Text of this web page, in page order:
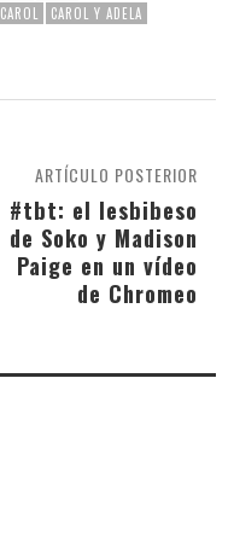
CAROL
CAROL Y ADELA
ARTÍCULO POSTERIOR
#tbt: el lesbibeso
de Soko y Madison
Paige en un vídeo
de Chromeo